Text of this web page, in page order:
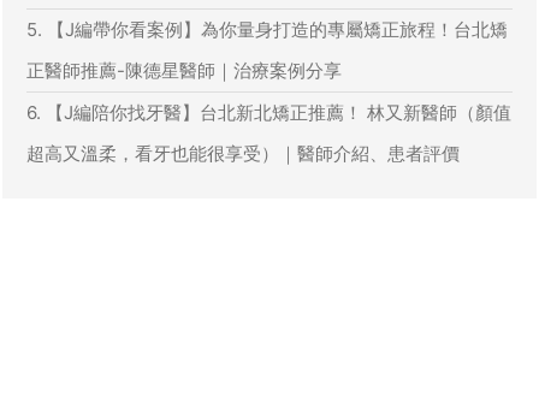
5. 【J編帶你看案例】為你量身打造的專屬矯正旅程！台北矯
正醫師推薦-陳德星醫師｜治療案例分享
6. 【J編陪你找牙醫】台北新北矯正推薦！ 林又新醫師（顏值
超高又溫柔，看牙也能很享受）｜醫師介紹、患者評價